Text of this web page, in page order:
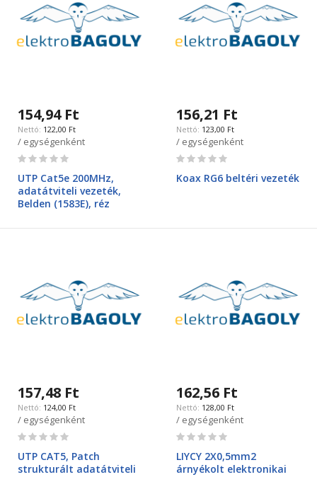
154,94 Ft
122,00 Ft
/ egységenként
Rating:
UTP Cat5e 200MHz,
adatátviteli vezeték,
Belden (1583E), réz
156,21 Ft
123,00 Ft
/ egységenként
Rating:
Koax RG6 beltéri vezeték
157,48 Ft
124,00 Ft
/ egységenként
Rating:
UTP CAT5, Patch
strukturált adatátviteli
162,56 Ft
128,00 Ft
/ egységenként
Rating:
LIYCY 2X0,5mm2
árnyékolt elektronikai